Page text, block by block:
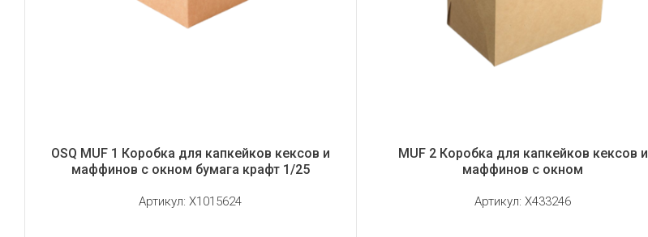
OSQ MUF 1 Коробка для капкейков кексов и
маффинов с окном бумага крафт 1/25
Артикул: X1015624
MUF 2 Коробка для капкейков кексов и
маффинов с окном
Артикул: X433246